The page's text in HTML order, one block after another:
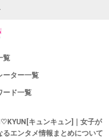
覧
ーター一覧
ード一覧
キュンキュン]｜女子が
るエンタメ情報まとめについて